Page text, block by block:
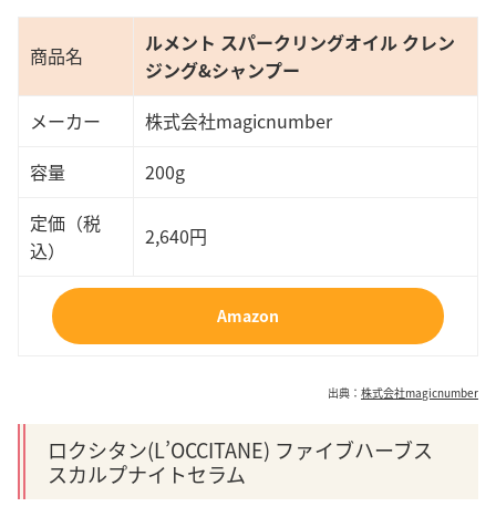
商品名
ルメント スパークリングオイル クレン
ジング&シャンプー
メーカー
株式会社magicnumber
容量
200g
定価（税
込）
2,640円
Amazon
出典： 株式会社magicnumber
ロクシタン(L’OCCITANE) ファイブハーブス
スカルプナイトセラム